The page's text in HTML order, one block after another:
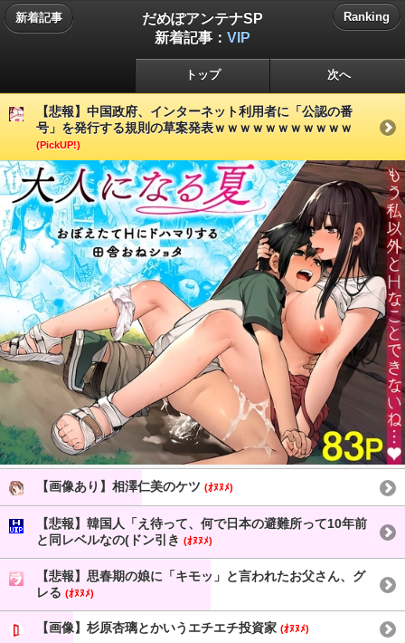
新着記事
だめぽアンテナSP
新着記事： VIP
Ranking
トップ 次へ
【悲報】中国政府、インターネット利用者に「公認の番
号」を発行する規則の草案発表ｗｗｗｗｗｗｗｗｗｗｗ
(PickUP!)
【画像あり】相澤仁美のケツ (ｵﾇﾇﾒ)
【悲報】韓国人「え待って、何で日本の避難所って10年前
と同レベルなの(ドン引き (ｵﾇﾇﾒ)
【悲報】思春期の娘に「キモッ」と言われたお父さん、グ
レる (ｵﾇﾇﾒ)
【画像】杉原杏璃とかいうエチエチ投資家 (ｵﾇﾇﾒ)